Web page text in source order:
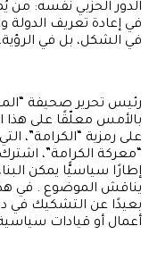
الدور الحزبي نفسه: من
في إعادة تعريف الدولة
في الشكل، بل في
رئيس تحرير صحيفة
بالأمس معلّقًا على
على رمزية “الكرامة”،
“معركة الكرامة”،
إطارًا سياسيًّا يمكن
يناقش الموضوع . في
بعيدًا عن التشكيك في
أعمال أو قيادات